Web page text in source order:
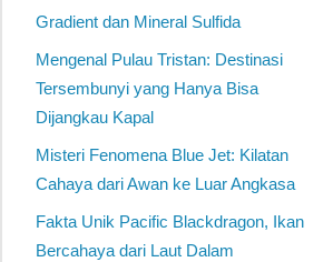
Gradient dan Mineral Sulfida
Mengenal Pulau Tristan: Destinasi
Tersembunyi yang Hanya Bisa
Dijangkau Kapal
Misteri Fenomena Blue Jet: Kilatan
Cahaya dari Awan ke Luar Angkasa
Fakta Unik Pacific Blackdragon, Ikan
Bercahaya dari Laut Dalam